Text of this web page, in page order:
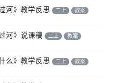
河》教学反思 二上 教案
河》说课稿 二上 教案
么》教学反思 二上 教案